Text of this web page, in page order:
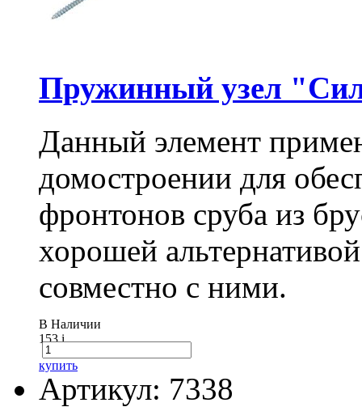
Пружинный узел
Данный элемент
домостроении для
фронтонов сруба из
хорошей
совместно с ними.
В Наличии
153i
купить
Артикул: 7338